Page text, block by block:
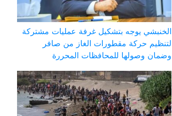
الخنبشي يوجه بتشكيل غرفة عمليات مشتركة
لتنظيم حركة مقطورات الغاز من صافر
وضمان وصولها للمحافظات المحررة